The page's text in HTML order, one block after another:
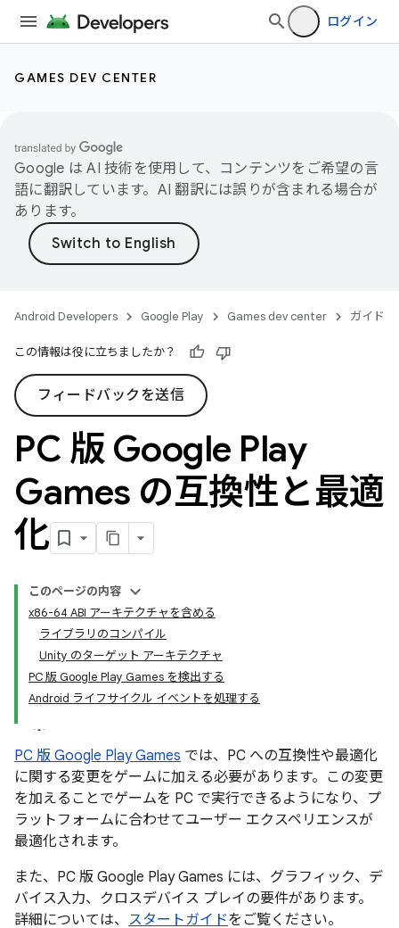
ログイン
GAMES DEV CENTER
Google は AI 技術を使用して、コンテンツをご希望の言
語に翻訳しています。AI 翻訳には誤りが含まれる場合が
あります。
Android Developers Google Play Games dev center ガイド
この情報は役に立ちましたか？
フィードバックを送信
PC 版 Google Play
Games の互換性と最適
化
このページの内容
x86-64 ABI アーキテクチャを含める
ライブラリのコンパイル
Unity のターゲット アーキテクチャ
PC 版 Google Play Games を検出する
Android ライフサイクル イベントを処理する
PC 版 Google Play Games では、PC への互換性や最適化
に関する変更をゲームに加える必要があります。この変更
を加えることでゲームを PC で実行できるようになり、プ
ラットフォームに合わせてユーザー エクスペリエンスが
最適化されます。
また、PC 版 Google Play Games には、グラフィック、デ
バイス入力、クロスデバイス プレイの要件があります。
詳細については、 スタートガイドをご覧ください。